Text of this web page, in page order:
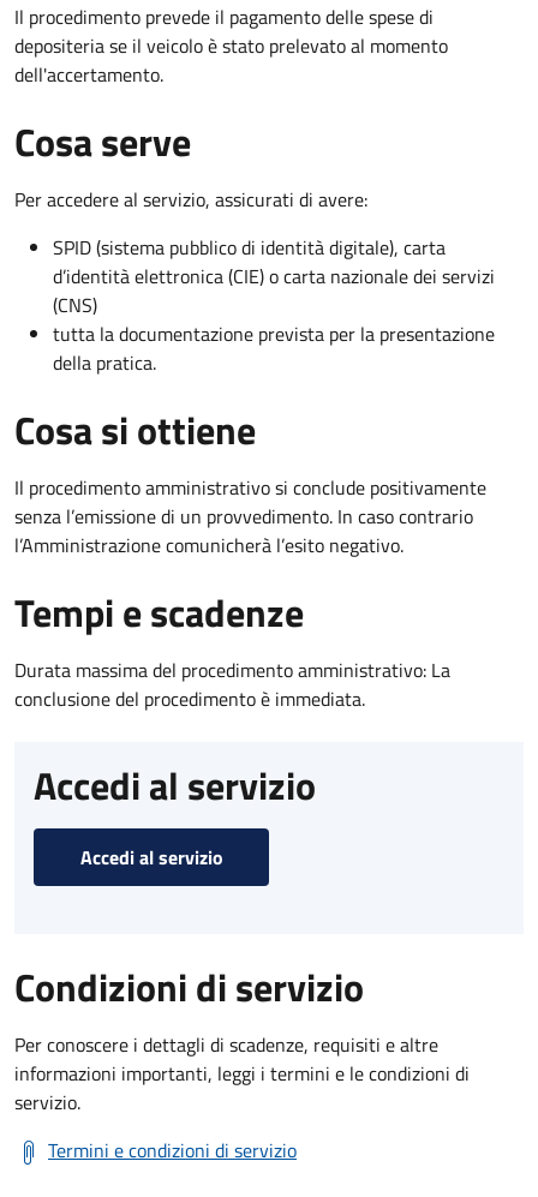
Il procedimento prevede il pagamento delle spese di
depositeria se il veicolo è stato prelevato al momento
dell'accertamento.
Cosa serve
Per accedere al servizio, assicurati di avere:
SPID (sistema pubblico di identità digitale), carta
d’identità elettronica (CIE) o carta nazionale dei servizi
(CNS)
tutta la documentazione prevista per la presentazione
della pratica.
Cosa si ottiene
Il procedimento amministrativo si conclude positivamente
senza l’emissione di un provvedimento. In caso contrario
l’Amministrazione comunicherà l’esito negativo.
Tempi e scadenze
Durata massima del procedimento amministrativo: La
conclusione del procedimento è immediata.
Accedi al servizio
Accedi al servizio
Condizioni di servizio
Per conoscere i dettagli di scadenze, requisiti e altre
informazioni importanti, leggi i termini e le condizioni di
servizio.
Termini e condizioni di servizio